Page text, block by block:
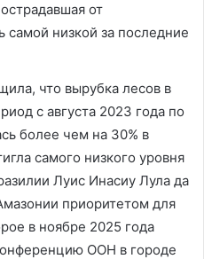
от
низкой за последние
что вырубка лесов в
с августа 2023 года по
более чем на 30% в
самого низкого уровня
Луис Инасиу Лула да
приоритетом для
в ноябре 2025 года
ООН в городе